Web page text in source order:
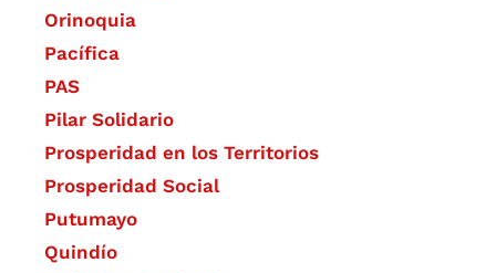
Orinoquia
Pacífica
PAS
Pilar Solidario
Prosperidad en los Territorios
Prosperidad Social
Putumayo
Quindío